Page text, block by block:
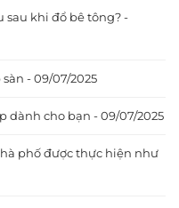
sau khi đổ bê tông? -
- 09/07/2025
dành cho bạn - 09/07/2025
phố được thực hiện như